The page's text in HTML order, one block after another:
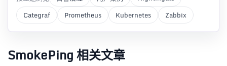
Categraf
Prometheus Kubernetes Zabbix
SmokePing 相关文章